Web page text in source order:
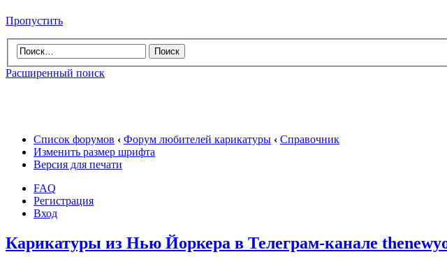
Пропустить
Расширенный поиск
Список форумов ‹ Форум любителей карикатуры ‹ Справочник
Изменить размер шрифта
Версия для печати
FAQ
Регистрация
Вход
Карикатуры из Нью Йоркера в Телеграм-канале